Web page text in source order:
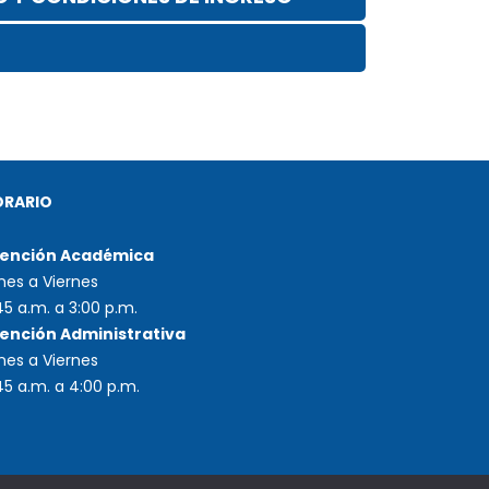
Académica
a Viernes
a.m. a 3:00 p.m.
Administrativa
a Viernes
a.m. a 4:00 p.m.